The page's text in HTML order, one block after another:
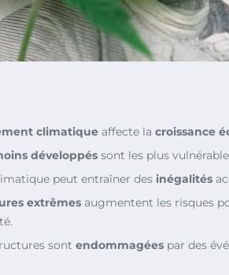
climatique affecte la croissance
développés sont les plus
peut entraîner des inégalités
extrêmes augmentent les risques
sont endommagées par des